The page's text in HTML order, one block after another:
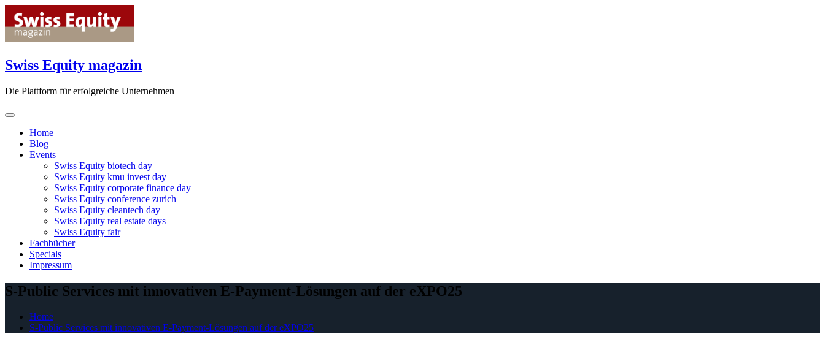
content
Swiss Equity magazin
Die Plattform für erfolgreiche Unternehmen
Home
Blog
Events
Swiss Equity biotech day
Swiss Equity kmu invest day
Swiss Equity corporate finance day
Swiss Equity conference zurich
Swiss Equity cleantech day
Swiss Equity real estate days
Swiss Equity fair
Fachbücher
Specials
Impressum
S-Public Services mit innovativen E-Payment-Lösungen auf der eXPO25
Home
S-Public Services mit innovativen E-Payment-Lösungen auf der eXPO25